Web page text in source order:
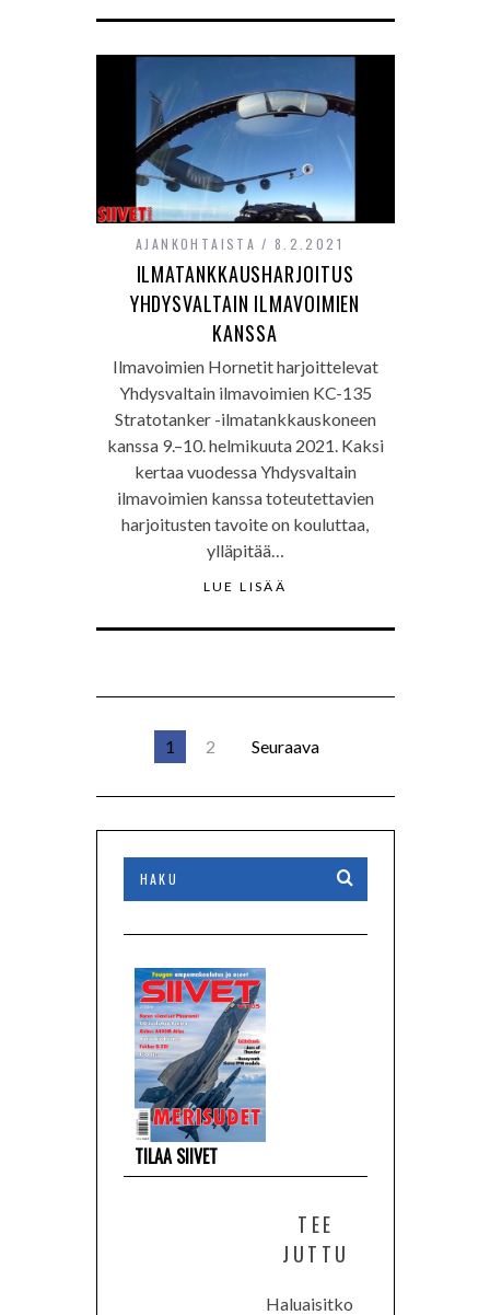
AJANKOHTAISTA 8.2.2021
ILMATANKKAUSHARJOITUS
YHDYSVALTAIN ILMAVOIMIEN
KANSSA
Ilmavoimien Hornetit harjoittelevat
Yhdysvaltain ilmavoimien KC-135
Stratotanker -ilmatankkauskoneen
kanssa 9.–10. helmikuuta 2021. Kaksi
kertaa vuodessa Yhdysvaltain
ilmavoimien kanssa toteutettavien
harjoitusten tavoite on kouluttaa,
ylläpitää…
LUE LISÄÄ
1 2 Seuraava
TILAA SIIVET
TEE
JUTTU
Haluaisitko